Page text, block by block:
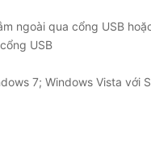
ngoài qua cổng USB
USB
7; Windows Vista với